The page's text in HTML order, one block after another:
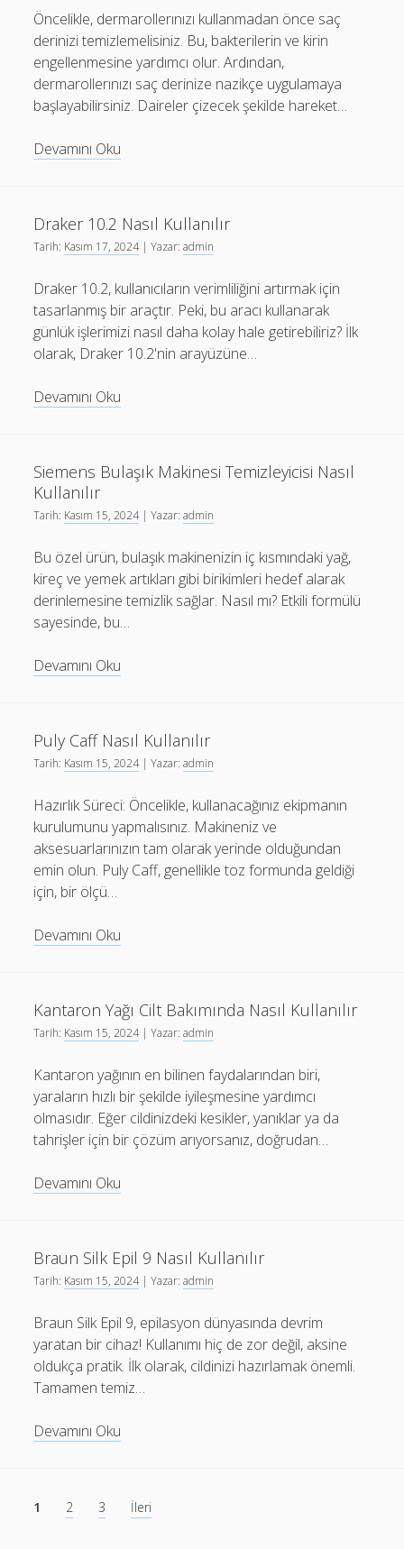
Öncelikle, dermarollerınızı kullanmadan önce saç
derinizi temizlemelisiniz. Bu, bakterilerin ve kirin
engellenmesine yardımcı olur. Ardından,
dermarollerınızı saç derinize nazikçe uygulamaya
başlayabilirsiniz. Daireler çizecek şekilde hareket…
Devamını Oku
Kullanılır
Draker 10.2 Nasıl Kullanılır
Tarih: Kasım 17, 2024| Yazar:admin
Draker 10.2, kullanıcıların verimliliğini artırmak için
tasarlanmış bir araçtır. Peki, bu aracı kullanarak
günlük işlerimizi nasıl daha kolay hale getirebiliriz? İlk
olarak, Draker 10.2'nin arayüzüne…
Devamını Oku
Kullanılır
Siemens Bulaşık Makinesi Temizleyicisi Nasıl
Kullanılır
Tarih: Kasım 15, 2024| Yazar:admin
Bu özel ürün, bulaşık makinenizin iç kısmındaki yağ,
kireç ve yemek artıkları gibi birikimleri hedef alarak
derinlemesine temizlik sağlar. Nasıl mı? Etkili formülü
sayesinde, bu…
Devamını Oku
Temizleyicisi
Nasıl
Kullanılır
Puly Caff Nasıl Kullanılır
Tarih: Kasım 15, 2024| Yazar:admin
Hazırlık Süreci: Öncelikle, kullanacağınız ekipmanın
kurulumunu yapmalısınız. Makineniz ve
aksesuarlarınızın tam olarak yerinde olduğundan
emin olun. Puly Caff, genellikle toz formunda geldiği
için, bir ölçü…
Devamını Oku
Kullanılır
Kantaron Yağı Cilt Bakımında Nasıl Kullanılır
Tarih: Kasım 15, 2024| Yazar:admin
Kantaron yağının en bilinen faydalarından biri,
yaraların hızlı bir şekilde iyileşmesine yardımcı
olmasıdır. Eğer cildinizdeki kesikler, yanıklar ya da
tahrişler için bir çözüm arıyorsanız, doğrudan…
Devamını Oku
Bakımında
Nasıl
Kullanılır
Braun Silk Epil 9 Nasıl Kullanılır
Tarih: Kasım 15, 2024| Yazar:admin
Braun Silk Epil 9, epilasyon dünyasında devrim
yaratan bir cihaz! Kullanımı hiç de zor değil, aksine
oldukça pratik. İlk olarak, cildinizi hazırlamak önemli.
Tamamen temiz…
Devamını Oku
Nasıl
Yazı
sayfalaması
1 2 3 İleri